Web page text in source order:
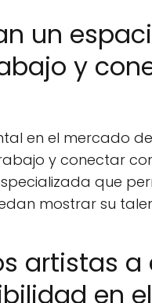
un
y
en el mercado
y conectar
que
mostrar su
artistas a
en